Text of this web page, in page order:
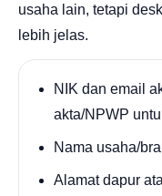
usaha lain, tetapi
lebih jelas.
NIK dan email
akta/NPWP
Nama usaha/
Alamat dapur